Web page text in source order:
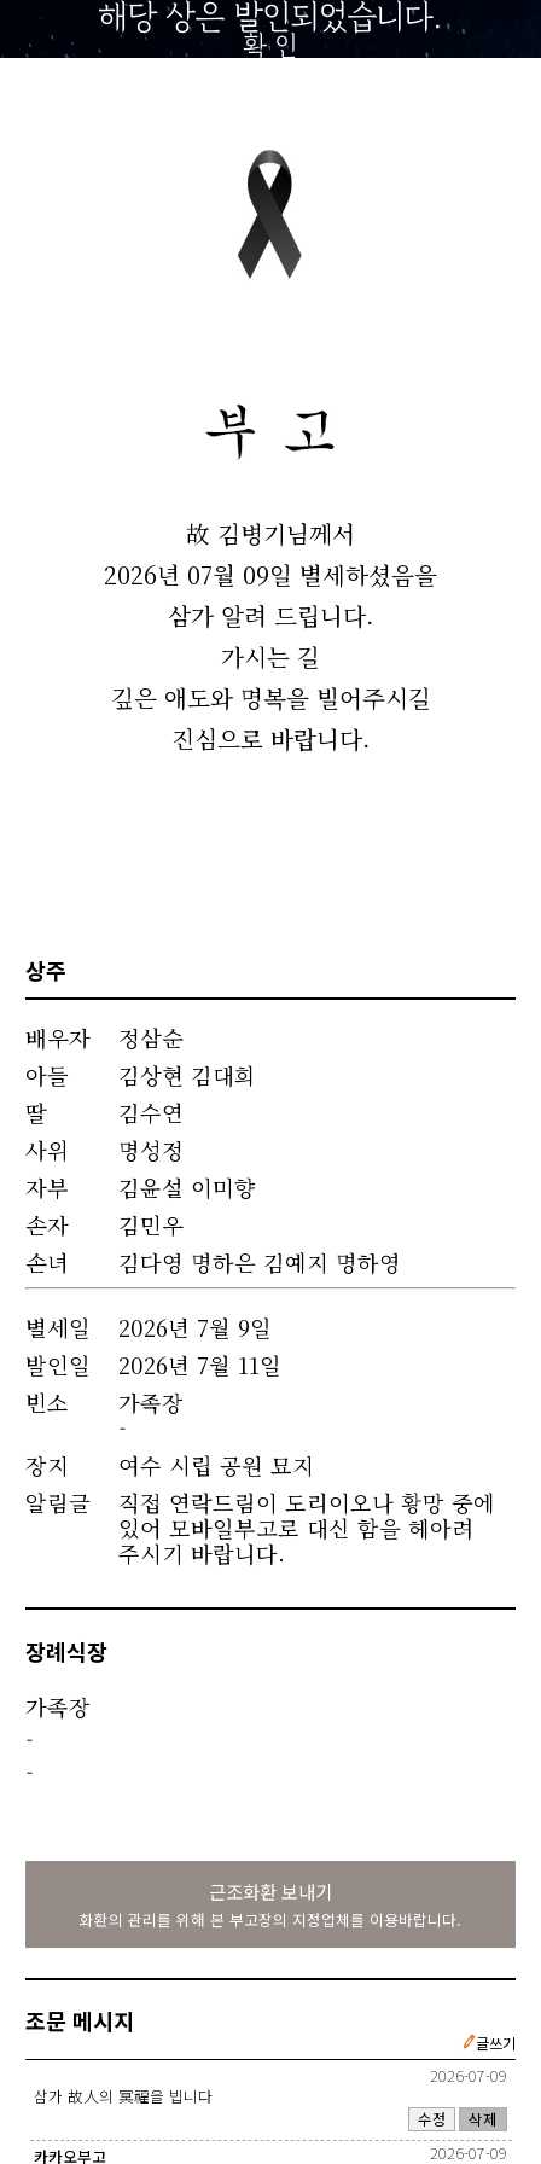
해당 상은 발인되었습니다.
확 인
故 김병기님께서
2026년 07월 09일 별세하셨음을
삼가 알려 드립니다.
가시는 길
깊은 애도와 명복을 빌어주시길
진심으로 바랍니다.
상주
배우자
정삼순
아들
김상현 김대희
딸
김수연
사위
명성정
자부
김윤설 이미향
손자
김민우
손녀
김다영 명하은 김예지 명하영
별세일
2026년 7월 9일
발인일
2026년 7월 11일
빈소
가족장
-
장지
여수 시립 공원 묘지
알림글
직접 연락드림이 도리이오나 황망 중에
있어 모바일부고로 대신 함을 헤아려
주시기 바랍니다.
장례식장
가족장
-
-
근조화환 보내기
화환의 관리를 위해 본 부고장의 지정업체를 이용바랍니다.
조문 메시지
글쓰기
2026-07-09
삼가 故人의 冥福을 빕니다
수정
삭제
카카오부고
2026-07-09